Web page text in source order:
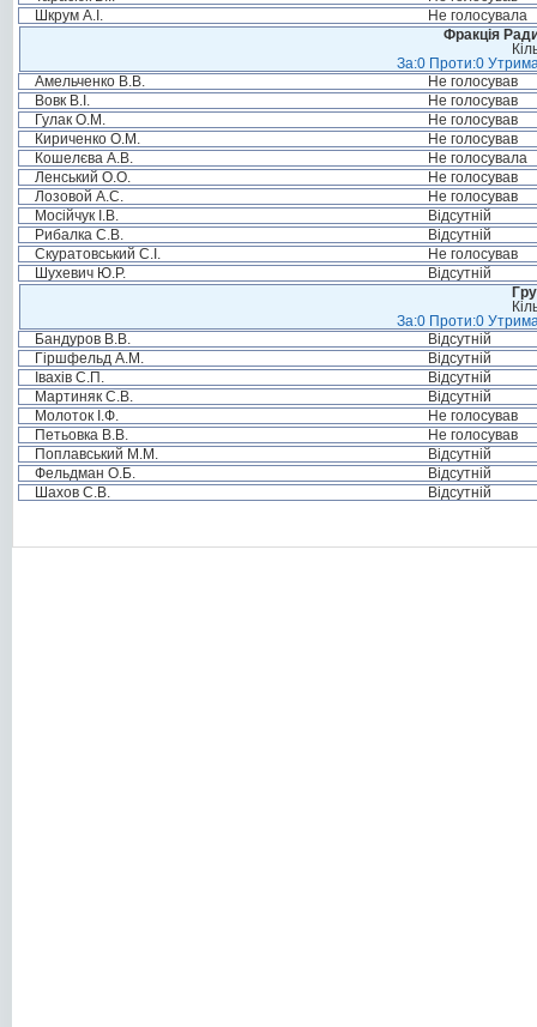
Шкрум А.І.
Не голосувала
Фракція
За:0 Проти:0
Амельченко В.В.
Не голосував
Вовк В.І.
Не голосував
Гулак О.М.
Не голосував
Кириченко О.М.
Не голосував
Кошелєва А.В.
Не голосувала
Ленський О.О.
Не голосував
Лозовой А.С.
Не голосував
Мосійчук І.В.
Відсутній
Рибалка С.В.
Відсутній
Скуратовський С.І.
Не голосував
Шухевич Ю.Р.
Відсутній
За:0 Проти:0
Бандуров В.В.
Відсутній
Гіршфельд А.М.
Відсутній
Івахів С.П.
Відсутній
Мартиняк С.В.
Відсутній
Молоток І.Ф.
Не голосував
Петьовка В.В.
Не голосував
Поплавський М.М.
Відсутній
Фельдман О.Б.
Відсутній
Шахов С.В.
Відсутній